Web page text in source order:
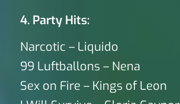
4. Party Hits:
Narcotic – Liquido
99 Luftballons – Nena
Sex on Fire – Kings of Leon